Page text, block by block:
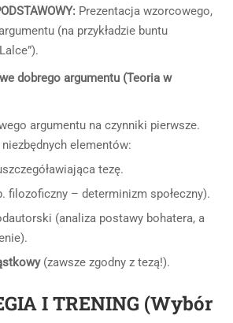
Prezentacja wzorcowego,
(na przykładzie buntu
dobrego argumentu (Teoria w
argumentu na czynniki pierwsze.
elementów:
tezę.
filozoficzny – determinizm społeczny).
(analiza postawy bohatera, a
(zawsze zgodny z tezą!).
I TRENING (Wybór